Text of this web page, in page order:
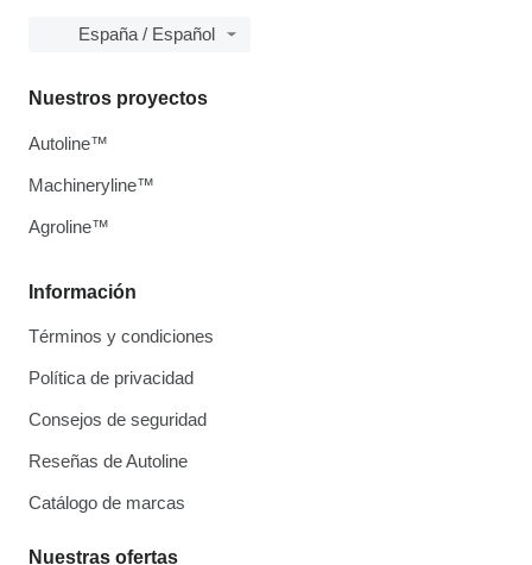
España / Español
Información
Términos y condiciones
Política de privacidad
Consejos de seguridad
Reseñas de Autoline
Catálogo de marcas
Nuestras ofertas
Nuestros proyectos
Autoline™
Machineryline™
Agroline™